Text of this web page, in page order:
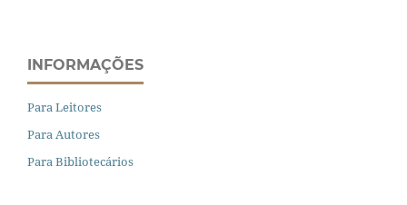
INFORMAÇÕES
Para Leitores
Para Autores
Para Bibliotecários